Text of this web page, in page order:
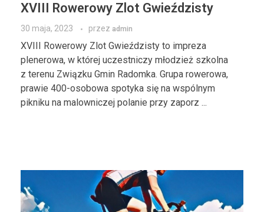
XVIII Rowerowy Zlot Gwieździsty
30 maja, 2023 przez admin
XVIII Rowerowy Zlot Gwieździsty to impreza
plenerowa, w której uczestniczy młodzież szkolna
z terenu Związku Gmin Radomka. Grupa rowerowa,
prawie 400-osobowa spotyka się na wspólnym
pikniku na malowniczej polanie przy zaporz ...